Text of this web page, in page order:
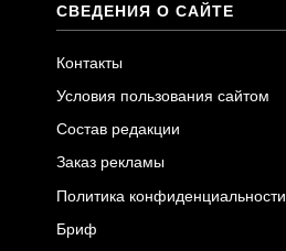
СВЕДЕНИЯ О САЙТЕ
Контакты
Условия пользования сайтом
Состав редакции
Заказ рекламы
Политика конфиденциальности
Бриф